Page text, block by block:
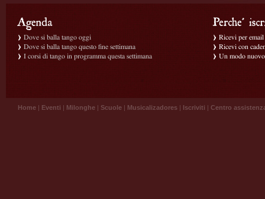
Dove si balla tango oggi
Dove si balla tango questo fine settimana
I corsi di tango in programma questa settimana
Ricevi per
Ricevi con
Un modo
Home | Eventi | Milonghe | Scuole | Musicalizadores | Iscriviti | Centro